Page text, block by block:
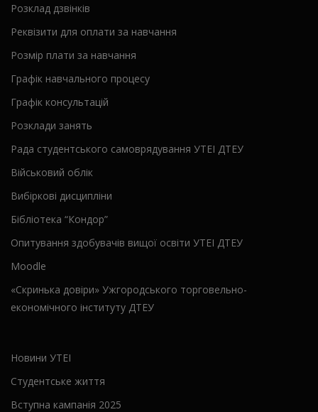
Розклад дзвінків
Реквізити для оплати за навчання
Розмір плати за навчання
Графік навчального процесу
Графік консультацій
Розклади занять
Рада студентського самоврядування УТЕІ ДТЕУ
Військовий облік
Вибіркові дисципліни
Бібліотека “Кондор”
Опитування здобувачів вищої освіти УТЕІ ДТЕУ
Moodle
«Скринька довіри» Ужгородського торговельно-
економічного інституту ДТЕУ
Новини УТЕІ
Студентське життя
Вступна кампанія 2025